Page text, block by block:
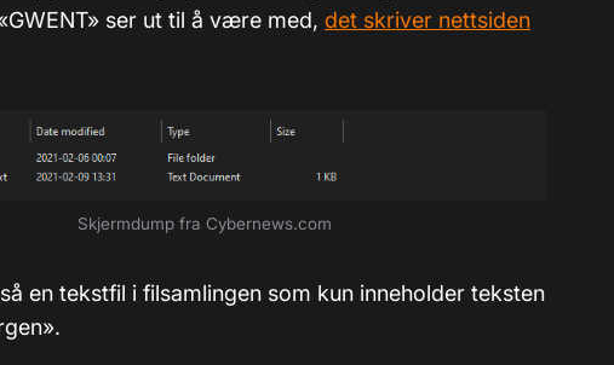
ser ut til å være med, det skriver nettsiden
Skjermdump fra Cybernews.com
en tekstfil i filsamlingen som kun inneholder teksten